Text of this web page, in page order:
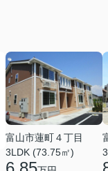
富山市蓮町４丁目
3LDK (73.75㎡)